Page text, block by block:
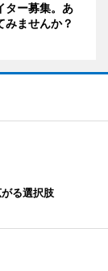
ター募集。あ
みませんか？
る選択肢